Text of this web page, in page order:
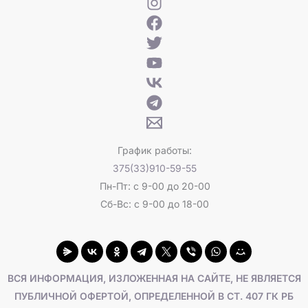
График работы:
375(33)910-59-55
Пн-Пт: с 9-00 до 20-00
Сб-Вс: с 9-00 до 18-00
ВСЯ ИНФОРМАЦИЯ, ИЗЛОЖЕННАЯ НА САЙТЕ, НЕ ЯВЛЯЕТСЯ
ПУБЛИЧНОЙ ОФЕРТОЙ, ОПРЕДЕЛЕННОЙ В СТ. 407 ГК РБ